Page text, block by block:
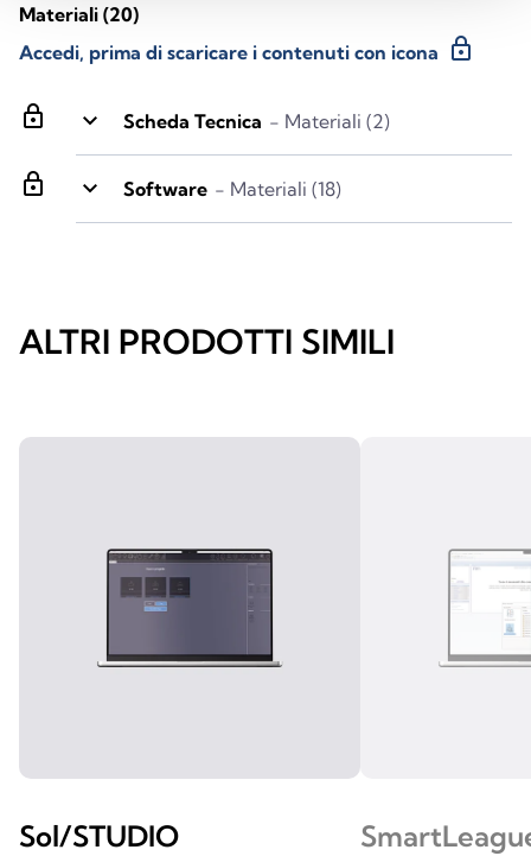
lock keyboard_arrow_down Scheda Tecnica - Materiali (2)
lock keyboard_arrow_down Software - Materiali (18)
Materiali (20)
Accedi, prima di scaricare i contenuti con icona lock
ALTRI PRODOTTI SIMILI
Sol/STUDIO